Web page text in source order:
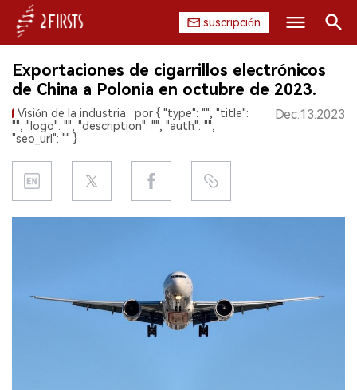
suscripción
INICIO
EMPRESA
EXPOSICIÓN
Buscar
Exportaciones de cigarrillos electrónicos
de China a Polonia en octubre de 2023.
Visión de la industria
por { "type": "", "title":
"", "logo": "", "description": "", "auth": "",
"seo_url": "" }
Dec.13.2023